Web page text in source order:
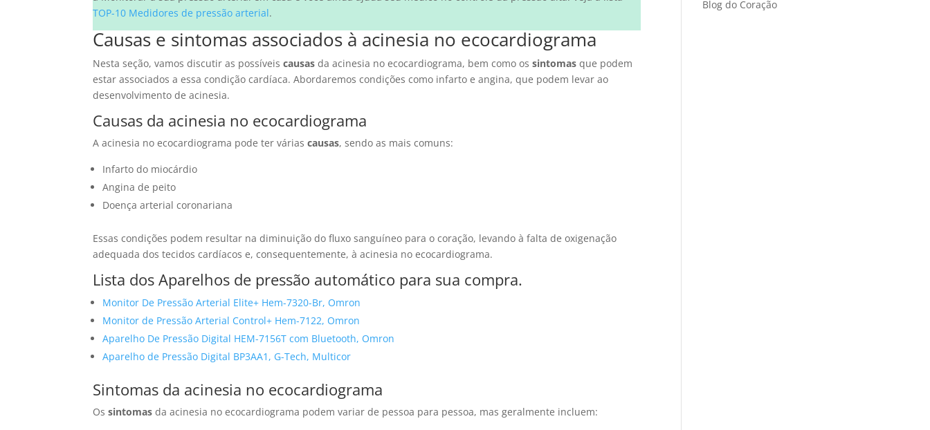
TOP-10 Medidores de pressão arterial.
Causas e sintomas associados à acinesia no ecocardiograma
Nesta seção, vamos discutir as possíveiscausas da acinesia no ecocardiograma, bem como ossintomas que podem
estar associados a essa condição cardíaca. Abordaremos condições como infarto e angina, que podem levar ao
desenvolvimento de acinesia.
Causas da acinesia no ecocardiograma
A acinesia no ecocardiograma pode ter váriascausas, sendo as mais comuns:
Infarto do miocárdio
Angina de peito
Doença arterial coronariana
Essas condições podem resultar na diminuição do fluxo sanguíneo para o coração, levando à falta de oxigenação
adequada dos tecidos cardíacos e, consequentemente, à acinesia no ecocardiograma.
Lista dos Aparelhos de pressão automático para sua compra.
Monitor De Pressão Arterial Elite+ Hem-7320-Br, Omron
Monitor de Pressão Arterial Control+ Hem-7122, Omron
Aparelho De Pressão Digital HEM-7156T com Bluetooth, Omron
Aparelho de Pressão Digital BP3AA1, G-Tech, Multicor
Sintomas da acinesia no ecocardiograma
Ossintomas da acinesia no ecocardiograma podem variar de pessoa para pessoa, mas geralmente incluem:
Blog do Coração